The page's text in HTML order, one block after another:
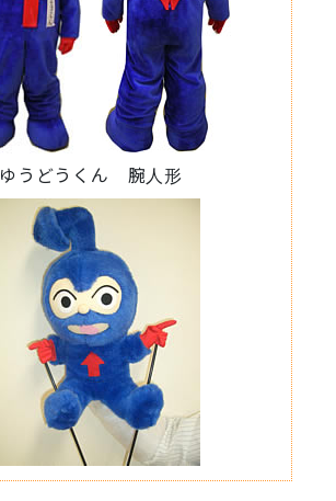
ゆうどうくん 腕人形